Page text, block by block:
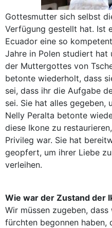
Gottesmutter sich selbst
Verfügung gestellt hat. Ist
Ecuador eine so
Jahre in Polen studiert hat
der Muttergottes von
betonte wiederholt, dass
sei, dass ihr die Aufgabe
sei. Sie hat alles gegeben,
Nelly Peralta betonte
diese Ikone zu
Privileg war. Sie hat
geopfert, um ihrer Liebe
verleihen.
Wie war der Zustand der
Wir müssen zugeben,
fürchten begonnen haben,